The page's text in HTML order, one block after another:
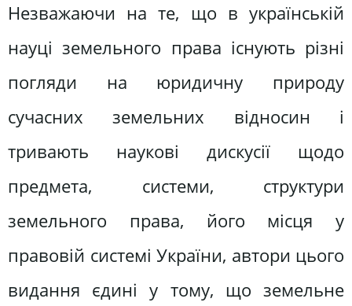
Незважаючи на те, що в українській
науці земельного права існують різні
погляди на юридичну природу
сучасних земельних відносин і
тривають наукові дискусії щодо
предмета, системи, структури
земельного права, його місця у
правовій системі України, автори цього
видання єдині у тому, що земельне